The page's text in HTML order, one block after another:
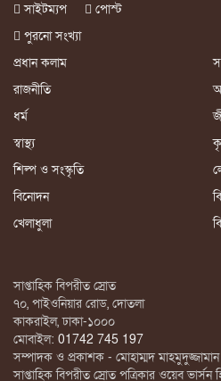
সাইটম্যপ
পোস্ট
পুরনো সংখ্যা
প্রধান কলাম
রাজনীতি
ধর্ম
স্বাস্থ্য
শিল্প ও সংস্কৃতি
বিনোদন
খেলাধুলা
সাপ্তাহিক বিপরীত স্রোত
৭০, পাইওনিয়ার রোড, দোতলা
কাকরাইল, ঢাকা-১০০০
মোবাইল: 01742 745 197
সম্পাদক ও প্রকাশক - মোহাম্মদ মাহমুদুজ্জামান
সাপ্তাহিক বিপরীত স্রোত পত্রিকার ওয়েব ভার্সন